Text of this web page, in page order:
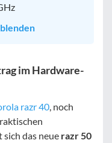
im Hardware-
razr 40 , noch
das neue razr 50